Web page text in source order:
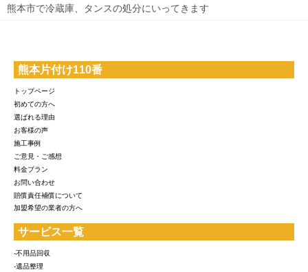
熊本市で冷蔵庫、タンスの処分にいってきます
熊本片付け110番
トップページ
初めての方へ
選ばれる理由
お客様の声
施工事例
ご意見・ご感想
料金プラン
お問い合わせ
賠償責任補償について
加盟希望の業者の方へ
サービス一覧
-不用品回収
-遺品整理